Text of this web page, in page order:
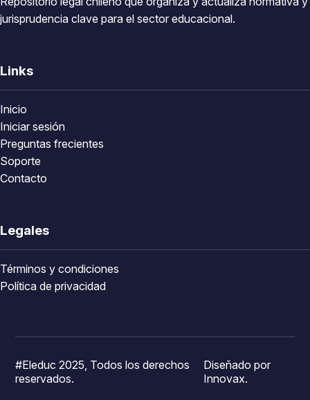
jurisprudencia clave para el sector educacional.
Links
Inicio
Iniciar sesión
Preguntas frecientes
Soporte
Contacto
Legales
Términos y condiciones
Política de privacidad
#Eleduc 2025, Todos los derechos
reservados.
Diseñado por
Innovax.